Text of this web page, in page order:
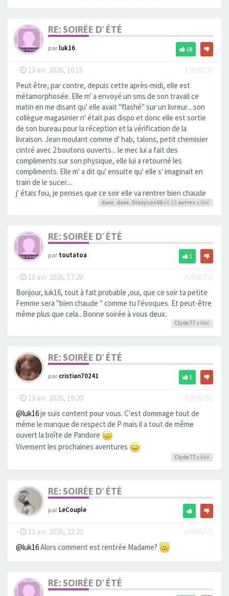
RE: SOIRÉE D' ÉTÉ
parluk16 18
- 13 avr. 2026, 16:16
#2936720
Peut être, par contre, depuis cette après-midi, elle est
métamorphosée. Elle m' a envoyé un sms de son travail ce
matin en me disant qu' elle avait "flashé" sur un livreur... son
collègue magasinier n' était pas dispo et donc elle est sortie
de son bureau pour la réception et la vérification de la
livraison. Jean moulant comme d' hab, talons, petit chemisier
cintré avec 2 boutons ouverts... le mec lui a fait des
compliments sur son physique, elle lui a retourné les
compliments. Elle m' a dit qu' ensuite qu' elle s' imaginait en
train de le sucer....
j' étais fou, je penses que ce soir elle va rentrer bien chaude
dane dane Dionysos06et 15 autres a liké
RE: SOIRÉE D' ÉTÉ
partoutatoa 1
- 13 avr. 2026, 17:20
#2936731
Bonjour, luk16, tout à fait probable ,oui, que ce soir ta petite
Femme sera "bien chaude " comme tu l'évoques. Et peut-être
même plus que cela...Bonne soirée à vous deux.
Clyde77 a liké
RE: SOIRÉE D' ÉTÉ
parcristian70241 1
- 13 avr. 2026, 19:20
#2936751
@luk16je suis content pour vous. C'est dommage tout de
méme le manque de respect de P mais il a tout de même
ouvert la boîte de Pandore
Vivement les prochaines aventures
Clyde77 a liké
RE: SOIRÉE D' ÉTÉ
parLeCouple
- 13 avr. 2026, 22:20
#2936771
@luk16Alors comment est rentrée Madame?
RE: SOIRÉE D' ÉTÉ